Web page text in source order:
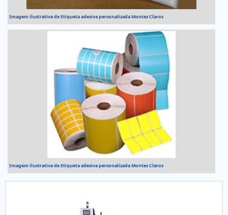
Imagem ilustrativa de Etiqueta adesiva personalizada Montes Claros
Imagem ilustrativa de Etiqueta adesiva personalizada Montes Claros